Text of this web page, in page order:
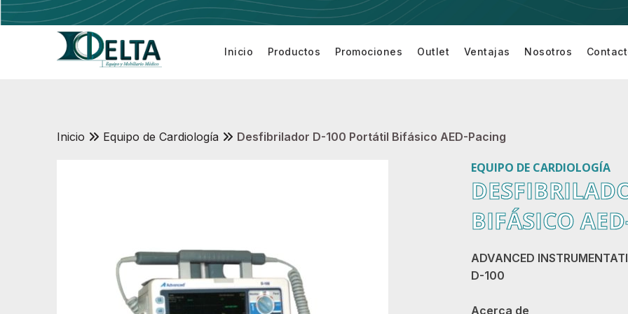
Inicio Productos Promociones Outlet Ventajas Nosotros
Inicio Equipo de Cardiología Desfibrilador D-100 Portátil Bifásico AED-Pacing
EQUIPO DE CARDIOLOGÍA
BIFÁSICO
ADVANCED
D-100
Acerca de